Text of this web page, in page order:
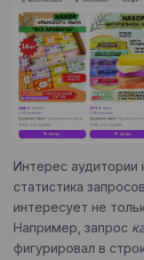
Интерес
статистика
интересует не
Например, запрос
фигурировал в